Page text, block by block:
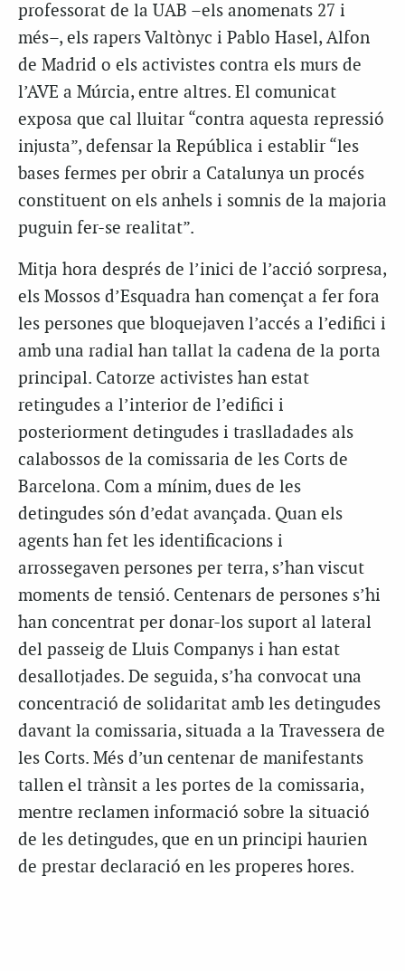
professorat de la UAB –els anomenats 27 i
més–, els rapers Valtònyc i Pablo Hasel, Alfon
de Madrid o els activistes contra els murs de
l’AVE a Múrcia, entre altres. El comunicat
exposa que cal lluitar “contra aquesta repressió
injusta”, defensar la República i establir “les
bases fermes per obrir a Catalunya un procés
constituent on els anhels i somnis de la majoria
puguin fer-se realitat”.
Mitja hora després de l’inici de l’acció sorpresa,
els Mossos d’Esquadra han començat a fer fora
les persones que bloquejaven l’accés a l’edifici i
amb una radial han tallat la cadena de la porta
principal. Catorze activistes han estat
retingudes a l’interior de l’edifici i
posteriorment detingudes i traslladades als
calabossos de la comissaria de les Corts de
Barcelona. Com a mínim, dues de les
detingudes són d’edat avançada. Quan els
agents han fet les identificacions i
arrossegaven persones per terra, s’han viscut
moments de tensió. Centenars de persones s’hi
han concentrat per donar-los suport al lateral
del passeig de Lluis Companys i han estat
desallotjades. De seguida, s’ha convocat una
concentració de solidaritat amb les detingudes
davant la comissaria, situada a la Travessera de
les Corts. Més d’un centenar de manifestants
tallen el trànsit a les portes de la comissaria,
mentre reclamen informació sobre la situació
de les detingudes, que en un principi haurien
de prestar declaració en les properes hores.